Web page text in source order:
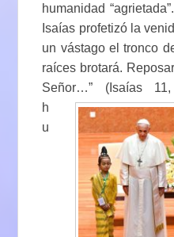
humanidad
Isaías profetizó la
un vástago el tronco
raíces brotará.
Señor…” (Isaías
h
u